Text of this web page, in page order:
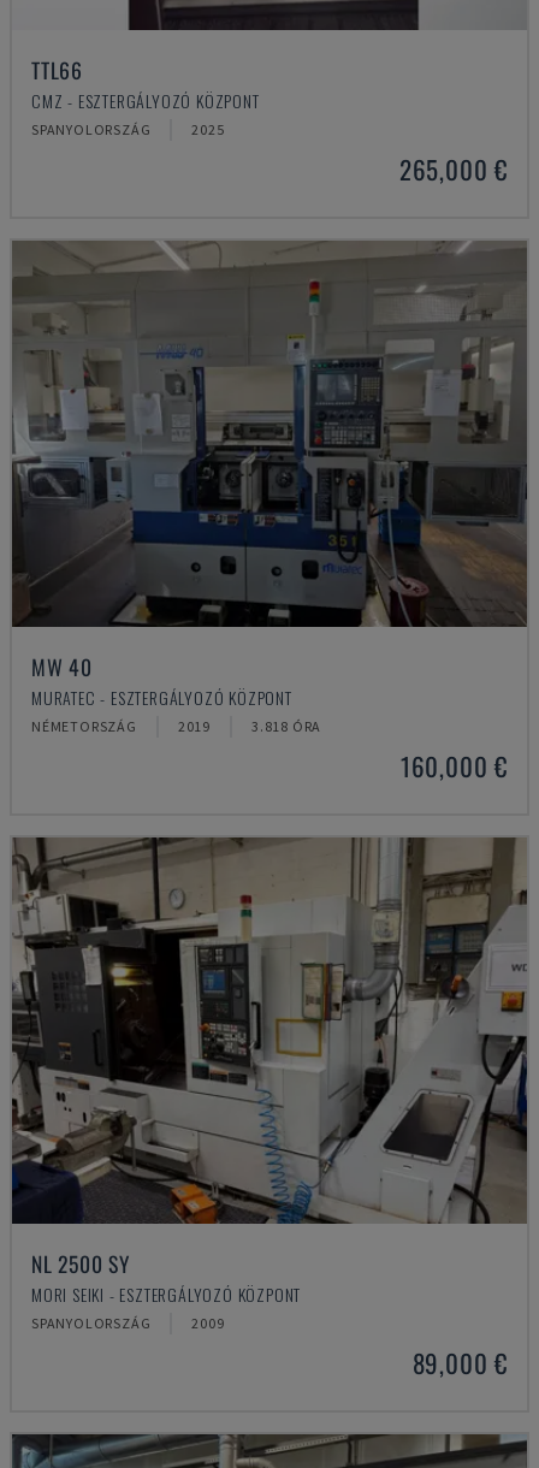
TTL66
CMZ - ESZTERGÁLYOZÓ KÖZPONT
SPANYOLORSZÁG 2025
265,000 €
MW 40
MURATEC - ESZTERGÁLYOZÓ KÖZPONT
NÉMETORSZÁG 2019 3.818 ÓRA
160,000 €
NL 2500 SY
MORI SEIKI - ESZTERGÁLYOZÓ KÖZPONT
SPANYOLORSZÁG 2009
89,000 €